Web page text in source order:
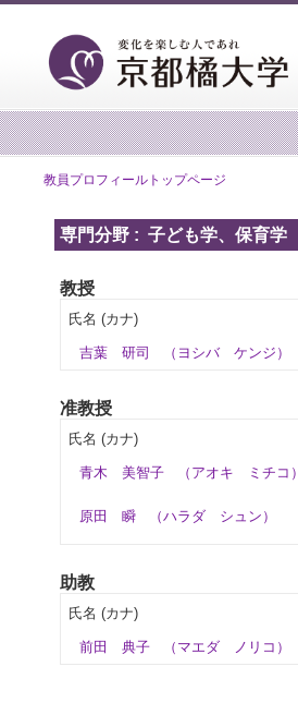
教員プロフィールトップページ
専門分野 : 子ども学、保育学
教授
氏名 (カナ)
吉葉 研司 （ヨシバ ケンジ）
准教授
氏名 (カナ)
青木 美智子 （アオキ ミチコ）
原田 瞬 （ハラダ シュン）
助教
氏名 (カナ)
前田 典子 （マエダ ノリコ）